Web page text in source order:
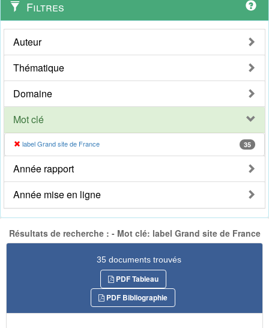
Filtres
Auteur
Thématique
Domaine
Mot clé
label Grand site de France 35
Année rapport
Année mise en ligne
Résultats de recherche : - Mot clé: label Grand site de France
35 documents trouvés
PDF Tableau
PDF Bibliographie